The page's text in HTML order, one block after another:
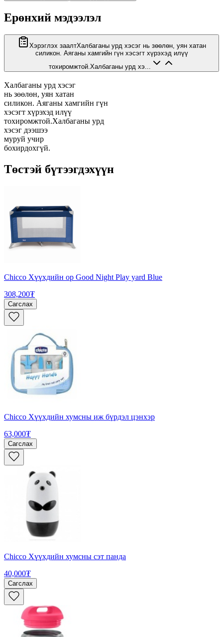
Ерөнхий мэдээлэл
Хэрэглэх заалтХалбаганы урд хэсэг нь зөөлөн, уян хатан
силикон. Аяганы хамгийн гүн хэсэгт хүрэхэд илүү
тохиромжтой.Халбаганы урд хэ...
Халбаганы урд хэсэг
нь зөөлөн, уян хатан
силикон. Аяганы хамгийн гүн
хэсэгт хүрэхэд илүү
тохиромжтой.Халбаганы урд
хэсэг дээшээ
муруй учир
бохирдохгүй.
Төстэй бүтээгдэхүүн
Chicco Хүүхдийн ор Good Night Play yard Blue
308,200₮
Сагслах
Chicco Хүүхдийн хумсны иж бүрдэл цэнхэр
63,000₮
Сагслах
Chicco Хүүхдийн хумсны сэт панда
40,000₮
Сагслах